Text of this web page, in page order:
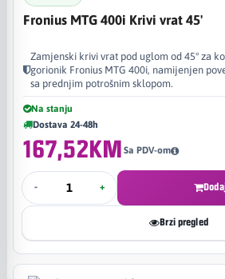
Fronius MTG 400i Krivi vrat 45'
Zamjenski krivi vrat pod uglom od 45° za
gorionik Fronius MTG 400i, namijenjen
sa prednjim potrošnim sklopom.
Na stanju
Dostava 24-48h
167,52KM Sa PDV-om
- +
Brzi pregled